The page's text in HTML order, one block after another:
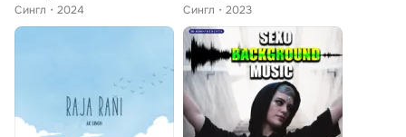
Сингл
2024
Сингл
2023